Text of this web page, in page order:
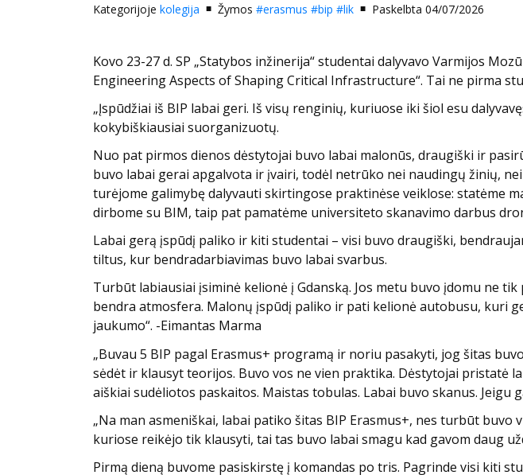
Kategorijoje kolegija Žymos #erasmus #bip #lik Paskelbta 04/07/2026
Kovo 23-27 d. SP „Statybos inžinerija“ studentai dalyvavo Varmijos
Engineering Aspects of Shaping Critical Infrastructure“. Tai ne pirma
„Įspūdžiai iš BIP labai geri. Iš visų renginių, kuriuose iki šiol esu
kokybiškiausiai suorganizuotų.
Nuo pat pirmos dienos dėstytojai buvo labai malonūs, draugiški ir
buvo labai gerai apgalvota ir įvairi, todėl netrūko nei naudingų žinių,
turėjome galimybę dalyvauti skirtingose praktinėse veiklose: statėme
dirbome su BIM, taip pat pamatėme universiteto skanavimo darbus
Labai gerą įspūdį paliko ir kiti studentai – visi buvo draugiški,
tiltus, kur bendradarbiavimas buvo labai svarbus.
Turbūt labiausiai įsiminė kelionė į Gdanską. Jos metu buvo įdomu ne
bendra atmosfera. Malonų įspūdį paliko ir pati kelionė autobusu, kuri
jaukumo“. -Eimantas Marma
„Buvau 5 BIP pagal Erasmus+ programą ir noriu pasakyti, jog šitas
sėdėt ir klausyt teorijos. Buvo vos ne vien praktika. Dėstytojai pristatė
aiškiai sudėliotos paskaitos. Maistas tobulas. Labai buvo skanus.
„Na man asmeniškai, labai patiko šitas BIP Erasmus+, nes turbūt
kuriose reikėjo tik klausyti, tai tas buvo labai smagu kad gavom daug
Pirmą dieną buvome pasiskirstę į komandas po tris. Pagrinde visi kiti